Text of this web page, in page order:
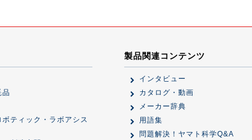
品
ボティック・ラボアシス
製品関連コンテンツ
インタビュー
カタログ・動画
メーカー辞典
用語集
問題解決！ヤマト科学Q&A